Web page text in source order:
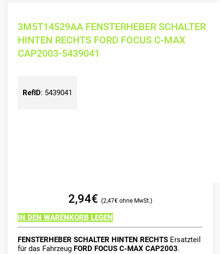
3M5T14529AA FENSTERHEBER SCHALTER
HINTEN RECHTS FORD FOCUS C-MAX
CAP2003-5439041
RefID: 5439041
2,94€ 2,47€
IN DEN WARENKORB LEGEN
FENSTERHEBER SCHALTER HINTEN RECHTSErsatzteil
für das Fahrzeug FORD FOCUS C-MAX CAP2003.